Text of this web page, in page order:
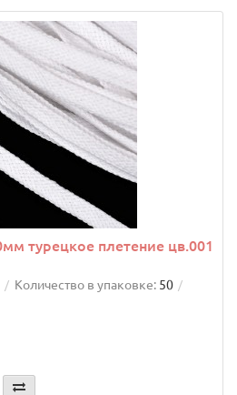
турецкое плетение цв.001
Количество в упаковке: 50